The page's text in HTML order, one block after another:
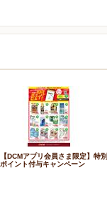
【DCMアプリ会員さま限定】特別
ポイント付与キャンペーン